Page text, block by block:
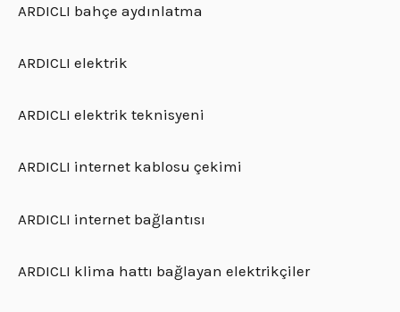
ARDICLI bahçe aydınlatma
ARDICLI elektrik
ARDICLI elektrik teknisyeni
ARDICLI internet kablosu çekimi
ARDICLI internet bağlantısı
ARDICLI klima hattı bağlayan elektrikçiler